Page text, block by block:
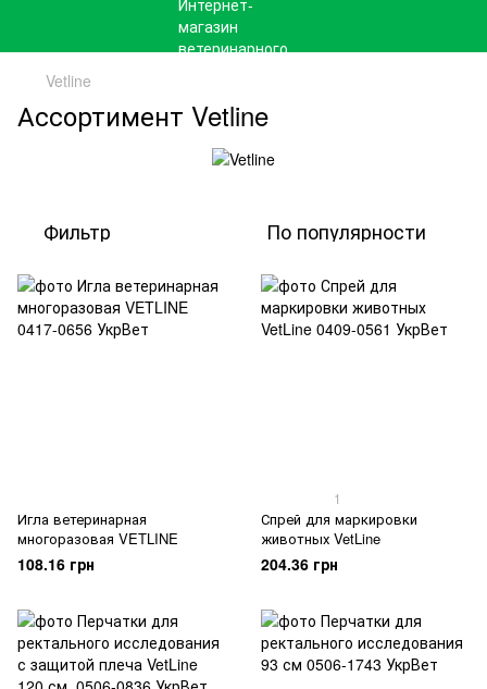
Vetline
Ассортимент Vetline
Фильтр По популярности
Игла ветеринарная
многоразовая VETLINE
108.16 грн
1
Спрей для маркировки
животных VetLine
204.36 грн